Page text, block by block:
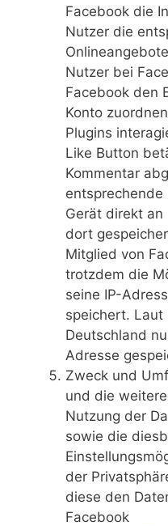
Facebook die
Nutzer die
Nutzer bei
Facebook den
Konto
Plugins
Like Button
Kommentar
entsprechende
Gerät direkt
dort
Mitglied von
trotzdem die
seine IP-
speichert. Laut
Deutschland
Adresse
Zweck und
und die
Nutzung der
sowie die
der
diese den
Facebook